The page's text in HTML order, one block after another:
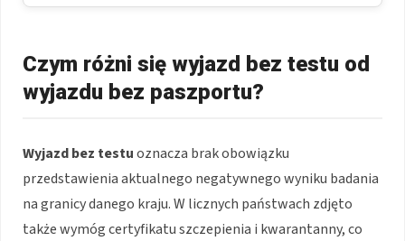
Czym różni się wyjazd bez testu od
wyjazdu bez paszportu?
Wyjazd bez testuoznacza brak obowiązku
przedstawienia aktualnego negatywnego wyniku badania
na granicy danego kraju. W licznych państwach zdjęto
także wymóg certyfikatu szczepienia i kwarantanny, co